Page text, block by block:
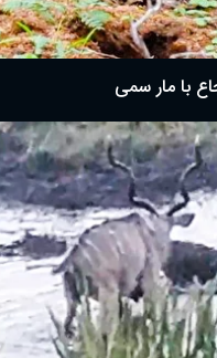
با مار سمی